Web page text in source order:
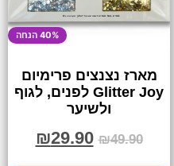
40% הנחה
מארז נצנצים פרימיום
Glitter Joy לפנים, לגוף
ולשיער
₪49.90
₪29.90